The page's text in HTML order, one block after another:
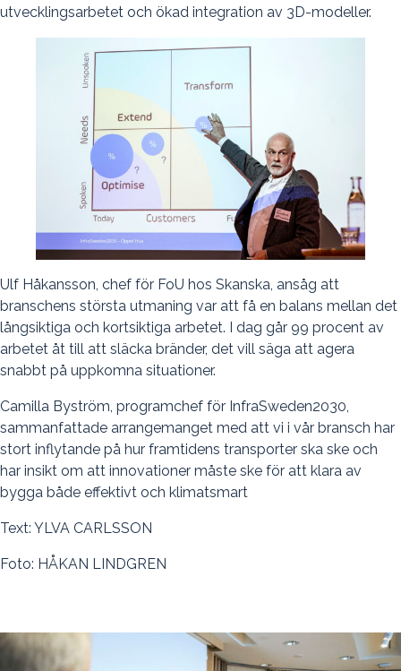
utvecklingsarbetet och ökad integration av 3D-modeller.
Ulf Håkansson, chef för FoU hos Skanska, ansåg att
branschens största utmaning var att få en balans mellan det
långsiktiga och kortsiktiga arbetet. I dag går 99 procent av
arbetet åt till att släcka bränder, det vill säga att agera
snabbt på uppkomna situationer.
Camilla Byström, programchef för InfraSweden2030,
sammanfattade arrangemanget med att vi i vår bransch har
stort inflytande på hur framtidens transporter ska ske och
har insikt om att innovationer måste ske för att klara av
bygga både effektivt och klimatsmart
Text: YLVA CARLSSON
Foto: HÅKAN LINDGREN